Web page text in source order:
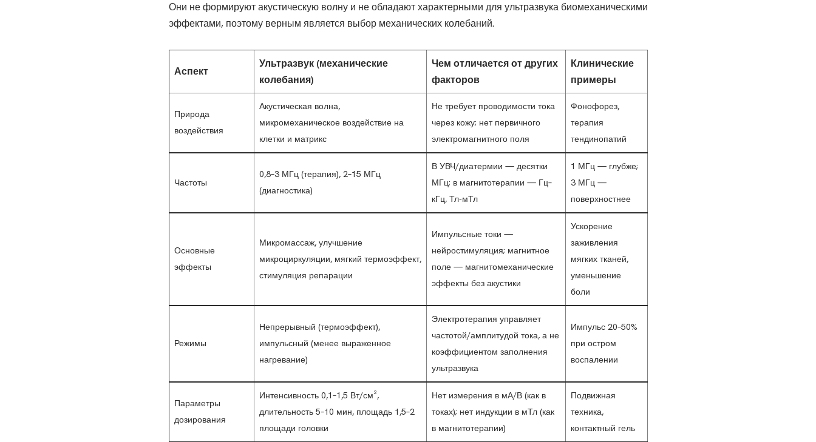
Они не формируют акустическую волну и не обладают характерными для ультразвука биомеханическими
эффектами, поэтому верным является выбор механических колебаний.
Аспект
Ультразвук (механические
колебания)
Чем отличается от других
факторов
Клинические
примеры
Природа
воздействия
Акустическая волна,
микромеханическое воздействие на
клетки и матрикс
Не требует проводимости тока
через кожу; нет первичного
электромагнитного поля
Фонофорез,
терапия
тендинопатий
Частоты
0,8–3 МГц (терапия), 2–15 МГц
(диагностика)
В УВЧ/диатермии — десятки
МГц; в магнитотерапии — Гц–
кГц, Тл-мТл
1 МГц — глубже;
3 МГц —
поверхностнее
Основные
эффекты
Микромассаж, улучшение
микроциркуляции, мягкий термоэффект,
стимуляция репарации
Импульсные токи —
нейростимуляция; магнитное
поле — магнитомеханические
эффекты без акустики
Ускорение
заживления
мягких тканей,
уменьшение
боли
Режимы
Непрерывный (термоэффект),
импульсный (менее выраженное
нагревание)
Электротерапия управляет
частотой/амплитудой тока, а не
коэффициентом заполнения
ультразвука
Импульс 20–50%
при остром
воспалении
Параметры
дозирования
Интенсивность 0,1–1,5 Вт/см²,
длительность 5–10 мин, площадь 1,5–2
площади головки
Нет измерения в мА/В (как в
токах); нет индукции в мТл (как
в магнитотерапии)
Подвижная
техника,
контактный гель